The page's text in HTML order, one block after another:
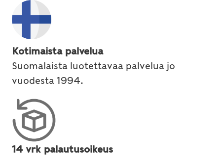
Kotimaista palvelua
Suomalaista luotettavaa palvelua jo
vuodesta 1994.
14 vrk palautusoikeus